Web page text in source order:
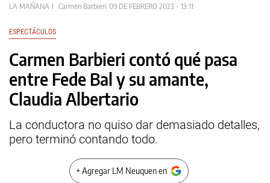
LA MAÑANA Carmen Barbieri 09 DE FEBRERO 2023 - 13:11
ESPECTÁCULOS
Carmen Barbieri contó qué pasa
entre Fede Bal y su amante,
Claudia Albertario
La conductora no quiso dar demasiado detalles,
pero terminó contando todo.
+ Agregar LM Neuquen en